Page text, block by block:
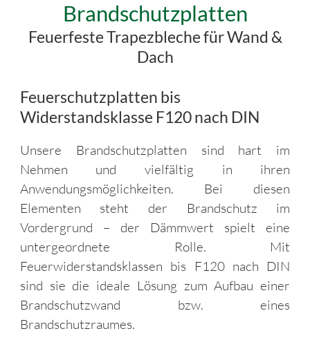
Brandschutzplatten
Feuerfeste Trapezbleche für Wand &
Dach
Feuerschutzplatten bis
Widerstandsklasse F120 nach DIN
Unsere Brandschutzplatten sind hart im
Nehmen und vielfältig in ihren
Anwendungsmöglichkeiten. Bei diesen
Elementen steht der Brandschutz im
Vordergrund – der Dämmwert spielt eine
untergeordnete Rolle. Mit
Feuerwiderstandsklassen bis F120 nach DIN
sind sie die ideale Lösung zum Aufbau einer
Brandschutzwand bzw. eines
Brandschutzraumes.